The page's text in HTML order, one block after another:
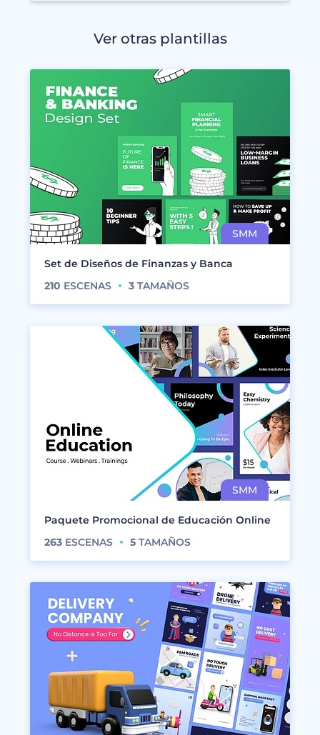
Ver otras plantillas
Set de Diseños de Finanzas y Banca
210 ESCENAS 3 TAMAÑOS
Paquete Promocional de Educación Online
263 ESCENAS 5 TAMAÑOS